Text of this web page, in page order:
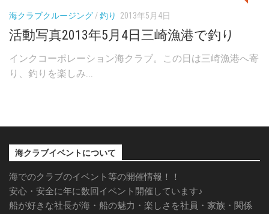
海クラブクルージング/釣り 2013年5月4日
活動写真2013年5月4日三崎漁港で釣り
インクコーポレーション海クラブ。この日は三崎漁港へ寄
り、釣りを楽しみ...
海クラブイベントについて
海でのクラブのイベント等の開催情報！！
安心・安全に年に数回イベント開催しています♪
船が好きな社長が海・船の魅力・楽しさを社員・家族・関係